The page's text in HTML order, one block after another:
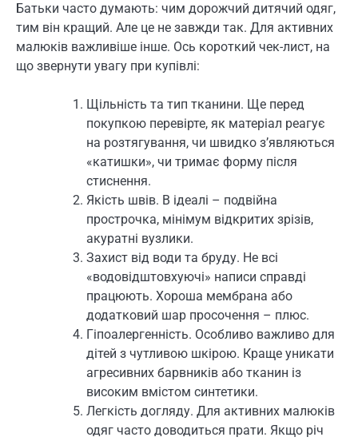
Батьки часто думають: чим дорожчий дитячий одяг,
тим він кращий. Але це не завжди так. Для активних
малюків важливіше інше. Ось короткий чек-лист, на
що звернути увагу при купівлі:
Щільність та тип тканини. Ще перед
покупкою перевірте, як матеріал реагує
на розтягування, чи швидко з’являються
«катишки», чи тримає форму після
стиснення.
Якість швів. В ідеалі – подвійна
прострочка, мінімум відкритих зрізів,
акуратні вузлики.
Захист від води та бруду. Не всі
«водовідштовхуючі» написи справді
працюють. Хороша мембрана або
додатковий шар просочення – плюс.
Гіпоалергенність. Особливо важливо для
дітей з чутливою шкірою. Краще уникати
агресивних барвників або тканин із
високим вмістом синтетики.
Легкість догляду. Для активних малюків
одяг часто доводиться прати. Якщо річ